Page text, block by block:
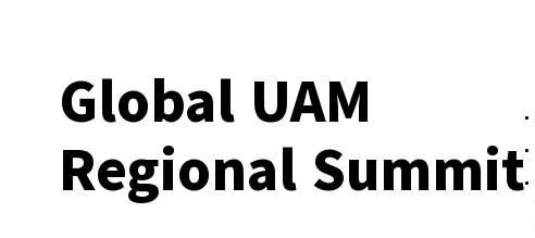
Global UAM
Regional Summit